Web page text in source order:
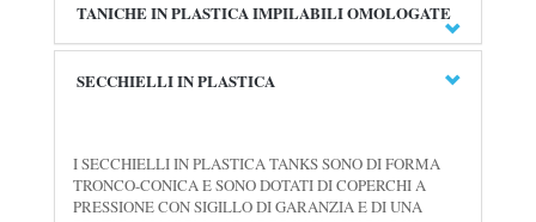
TANICHE IN PLASTICA IMPILABILI OMOLOGATE
SECCHIELLI IN PLASTICA
I SECCHIELLI IN PLASTICA TANKS SONO DI FORMA
TRONCO-CONICA E SONO DOTATI DI COPERCHI A
PRESSIONE CON SIGILLO DI GARANZIA E DI UNA